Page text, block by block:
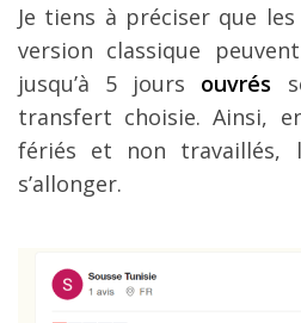
Je tiens à préciser que
version classique
jusqu’à 5 jours ouvrés
transfert choisie. Ainsi,
fériés et non travaillés,
s’allonger.